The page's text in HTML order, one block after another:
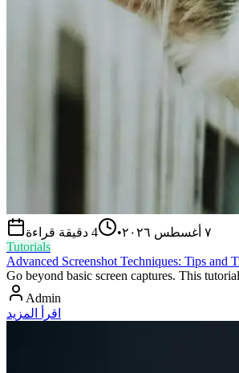
٧ أغسطس ٢٠٢٦ •
4 دقيقة قراءة
Tutorials
Advanced Screenshot Techniques: Tips and
Go beyond basic screen captures. This
Admin
اقرأ المزيد